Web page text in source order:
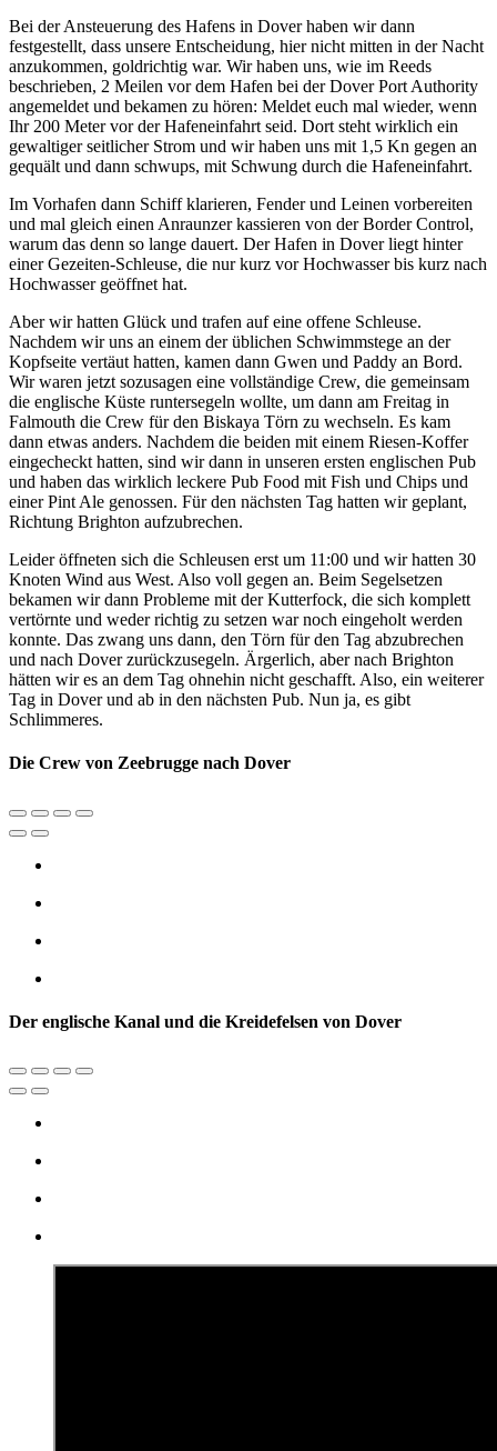
Bei der Ansteuerung des Hafens in Dover haben wir dann
festgestellt, dass unsere Entscheidung, hier nicht mitten in der Nacht
anzukommen, goldrichtig war. Wir haben uns, wie im Reeds
beschrieben, 2 Meilen vor dem Hafen bei der Dover Port Authority
angemeldet und bekamen zu hören: Meldet euch mal wieder, wenn
Ihr 200 Meter vor der Hafeneinfahrt seid. Dort steht wirklich ein
gewaltiger seitlicher Strom und wir haben uns mit 1,5 Kn gegen an
gequält und dann schwups, mit Schwung durch die Hafeneinfahrt.
Im Vorhafen dann Schiff klarieren, Fender und Leinen vorbereiten
und mal gleich einen Anraunzer kassieren von der Border Control,
warum das denn so lange dauert. Der Hafen in Dover liegt hinter
einer Gezeiten-Schleuse, die nur kurz vor Hochwasser bis kurz nach
Hochwasser geöffnet hat.
Aber wir hatten Glück und trafen auf eine offene Schleuse.
Nachdem wir uns an einem der üblichen Schwimmstege an der
Kopfseite vertäut hatten, kamen dann Gwen und Paddy an Bord.
Wir waren jetzt sozusagen eine vollständige Crew, die gemeinsam
die englische Küste runtersegeln wollte, um dann am Freitag in
Falmouth die Crew für den Biskaya Törn zu wechseln. Es kam
dann etwas anders. Nachdem die beiden mit einem Riesen-Koffer
eingecheckt hatten, sind wir dann in unseren ersten englischen Pub
und haben das wirklich leckere Pub Food mit Fish und Chips und
einer Pint Ale genossen. Für den nächsten Tag hatten wir geplant,
Richtung Brighton aufzubrechen.
Leider öffneten sich die Schleusen erst um 11:00 und wir hatten 30
Knoten Wind aus West. Also voll gegen an. Beim Segelsetzen
bekamen wir dann Probleme mit der Kutterfock, die sich komplett
vertörnte und weder richtig zu setzen war noch eingeholt werden
konnte. Das zwang uns dann, den Törn für den Tag abzubrechen
und nach Dover zurückzusegeln. Ärgerlich, aber nach Brighton
hätten wir es an dem Tag ohnehin nicht geschafft. Also, ein weiterer
Tag in Dover und ab in den nächsten Pub. Nun ja, es gibt
Schlimmeres.
Die Crew von Zeebrugge nach Dover
Der englische Kanal und die Kreidefelsen von Dover